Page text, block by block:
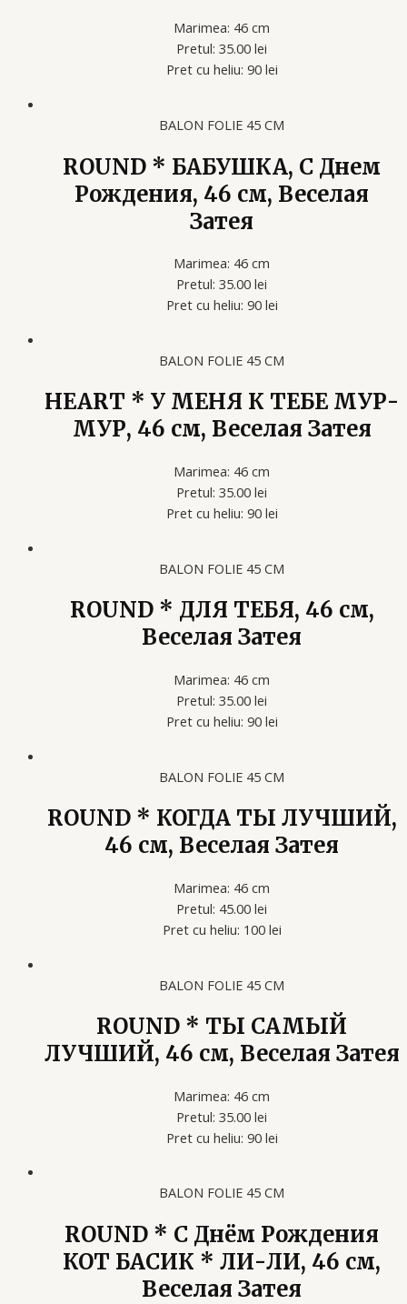
Marimea: 46 cm
Pretul: 35.00 lei
Pret cu heliu: 90 lei
BALON FOLIE 45 CM
ROUND * БАБУШКА, С Днем
Рождения, 46 см, Веселая
Затея
Marimea: 46 cm
Pretul: 35.00 lei
Pret cu heliu: 90 lei
BALON FOLIE 45 CM
HEART * У МЕНЯ К ТЕБЕ МУР-
МУР, 46 см, Веселая Затея
Marimea: 46 cm
Pretul: 35.00 lei
Pret cu heliu: 90 lei
BALON FOLIE 45 CM
ROUND * ДЛЯ ТЕБЯ, 46 см,
Веселая Затея
Marimea: 46 cm
Pretul: 35.00 lei
Pret cu heliu: 90 lei
BALON FOLIE 45 CM
ROUND * КОГДА ТЫ ЛУЧШИЙ,
46 см, Веселая Затея
Marimea: 46 cm
Pretul: 45.00 lei
Pret cu heliu: 100 lei
BALON FOLIE 45 CM
ROUND * ТЫ САМЫЙ
ЛУЧШИЙ, 46 см, Веселая Затея
Marimea: 46 cm
Pretul: 35.00 lei
Pret cu heliu: 90 lei
BALON FOLIE 45 CM
ROUND * С Днём Рождения
КОТ БАСИК * ЛИ-ЛИ, 46 см,
Веселая Затея